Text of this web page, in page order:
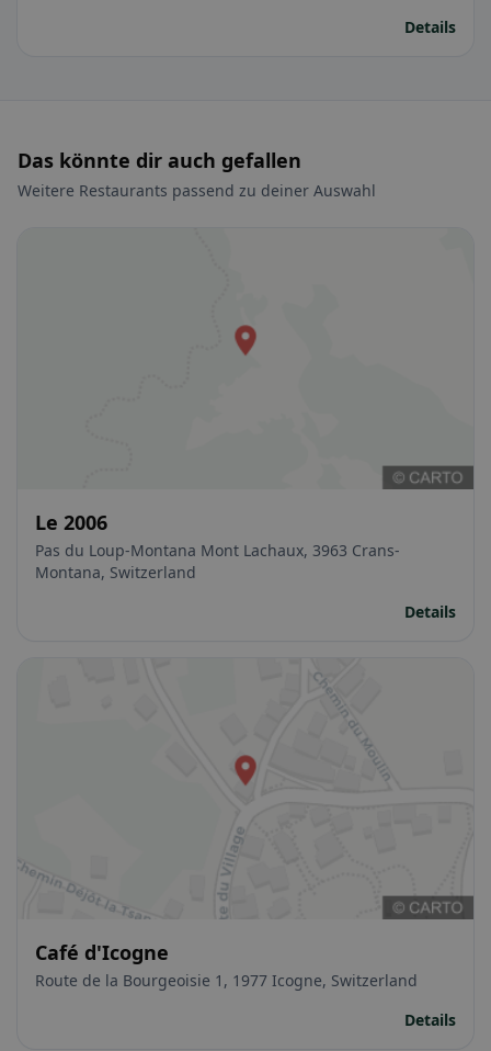
Details
Das könnte dir auch gefallen
Weitere Restaurants passend zu deiner Auswahl
Le 2006
Pas du Loup-Montana Mont Lachaux, 3963 Crans-
Montana, Switzerland
Details
Café d'Icogne
Route de la Bourgeoisie 1, 1977 Icogne, Switzerland
Details